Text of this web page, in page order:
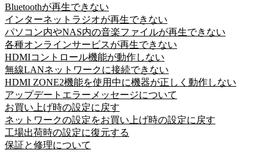
Bluetoothが再生できない
インターネットラジオが再生できない
パソコン内やNAS内の音楽ファイルが再生できない
各種オンラインサービスが再生できない
HDMIコントロール機能が動作しない
無線LANネットワークに接続できない
HDMI ZONE2機能を使用中に機器が正しく動作しない
アップデートエラーメッセージについて
お買い上げ時の設定に戻す
ネットワークの設定をお買い上げ時の設定に戻す
工場出荷時の設定に復元する
保証と修理について